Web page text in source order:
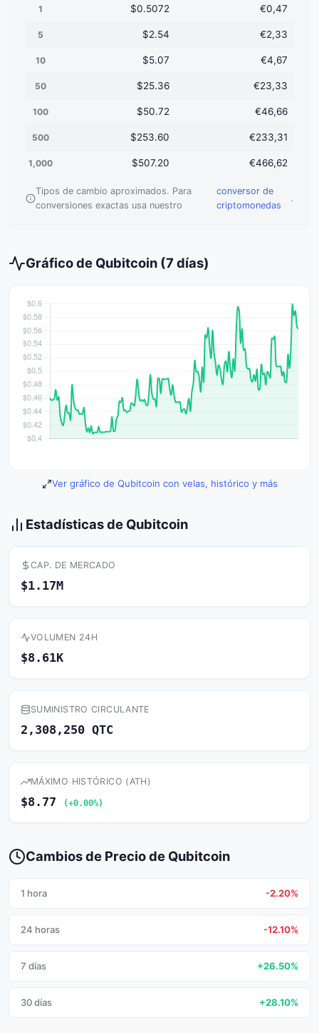
1 $0.5072 €0,47
5 $2.54 €2,33
10 $5.07 €4,67
50 $25.36 €23,33
100 $50.72 €46,66
500 $253.60 €233,31
1,000 $507.20 €466,62
Tipos de cambio aproximados. Para
conversiones exactas usa nuestro
conversor de
criptomonedas
.
Gráfico de Qubitcoin (7 días)
Ver gráfico de Qubitcoin con velas, histórico y más
Estadísticas de Qubitcoin
CAP. DE MERCADO
$1.17M
VOLUMEN 24H
$8.61K
SUMINISTRO CIRCULANTE
2,308,250 QTC
MÁXIMO HISTÓRICO (ATH)
$8.77 (+0.00%)
Cambios de Precio de Qubitcoin
1 hora -2.20%
24 horas -12.10%
7 días +26.50%
30 días +28.10%